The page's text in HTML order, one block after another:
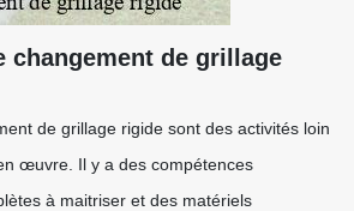
changement de grillage
de grillage rigide sont des activités loin
œuvre. Il y a des compétences
à maitriser et des matériels